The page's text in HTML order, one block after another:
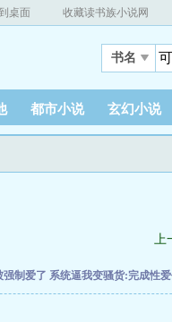
桌面 收藏读书族小说网
书名
都市小说 玄幻小说
上
强制爱了 系统逼我变骚货:完成性